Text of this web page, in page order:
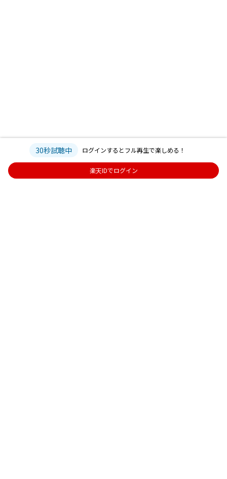
30秒試聴中 ログインするとフル再生で楽しめる！
楽天IDでログイン